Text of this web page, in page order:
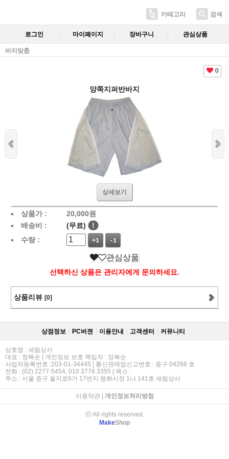
카테고리 검색
로그인 마이페이지 장바구니 관심상품
바지맞춤
0
양쪽지퍼반바지
상세보기
상품가 : 20,000원
배송비 :
(무료)
!
수량 :
+1 -1
관심상품
선택하신 상품은 관리자에게 문의하세요.
상품리뷰 [0]
상점정보 PC버젼 이용안내 고객센터 커뮤니티
상호명 : 세림상사
대표 : 장복순 | 개인정보 보호 책임자 : 장복순
사업자등록번호 :203-01-34445 | 통신판매업신고번호 : 중구 04266 호
전화 : (02) 2277-5454, 010 3778 3355 | 팩스 :
주소 : 서울 중구 을지로6가 17번지 평화시장 1나 141호 세림상사
이용약관| 개인정보처리방침
ⓒ All rights reserved.
MakeShop